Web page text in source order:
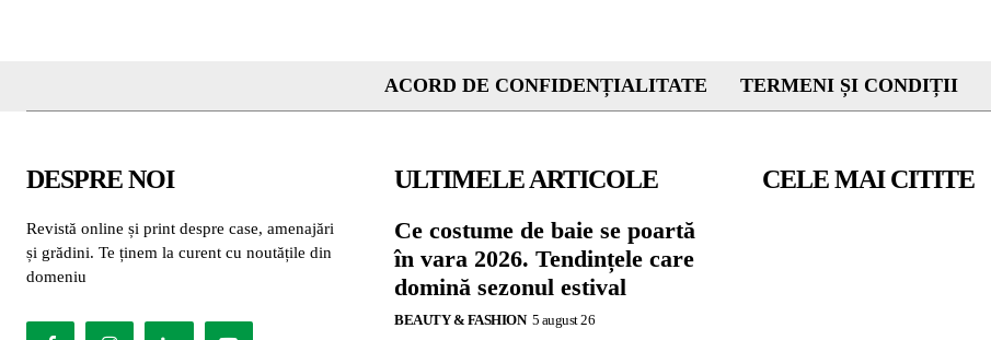
ACORD DE CONFIDENȚIALITATE TERMENI ȘI CONDIȚII
DESPRE NOI
Revistă online și print despre case, amenajări
și grădini. Te ținem la curent cu noutățile din
domeniu
ULTIMELE ARTICOLE
Ce costume de baie se poartă
în vara 2026. Tendințele care
domină sezonul estival
BEAUTY & FASHION 5 august 26
CELE MAI CITITE